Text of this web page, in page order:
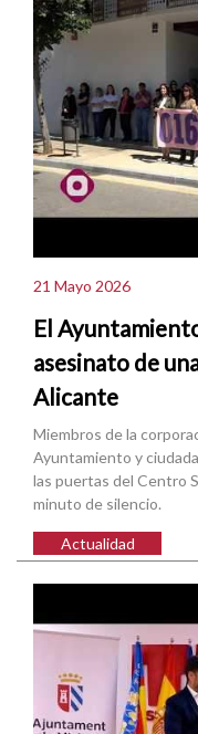
21 Mayo 2026
El
asesinato de
Alicante
Miembros de la
Ayuntamiento y
las puertas del Centro
minuto de silencio.
Actualidad